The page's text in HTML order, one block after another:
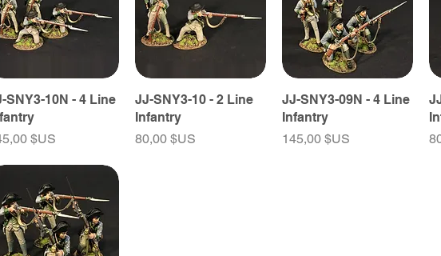
SNY3-10N - 4 Line
$US
JJ-SNY3-10 - 2 Line
Infantry
Prix
80,00 $US
JJ-SNY3-09N - 4 Line
Infantry
Prix
145,00 $US